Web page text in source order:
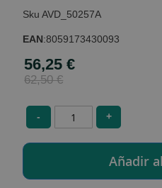
galleryAVD_50257A
EAN:8059173430093
Special
Price
56,25 €
62,50 €
- +